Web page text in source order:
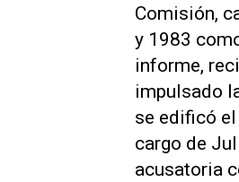
Comisión,
y 1983
informe,
impulsado
se edificó
cargo de
acusatoria